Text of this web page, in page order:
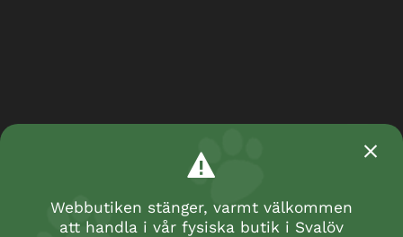
Webbutiken stänger, varmt välkommen
att handla i vår fysiska butik i Svalöv